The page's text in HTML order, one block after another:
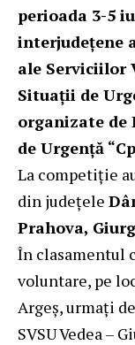
perioada 3-5
interjudețene
ale Serviciilor
Situaţii de
organizate
de Urgență
La competiție
din județele
Prahova,
În clasamentul
voluntare, pe
Argeș, urmați
SVSU Vedea –